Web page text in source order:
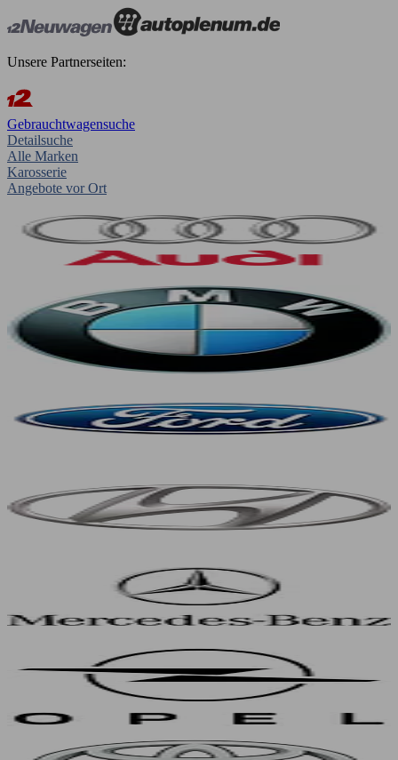
Unsere Partnerseiten:
Gebrauchtwagensuche
Detailsuche
Alle Marken
Karosserie
Angebote vor Ort